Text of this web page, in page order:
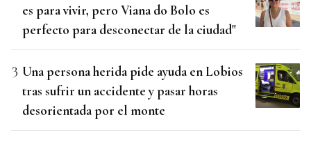
es para vivir, pero Viana do Bolo es
perfecto para desconectar de la ciudad"
Una persona herida pide ayuda en Lobios
tras sufrir un accidente y pasar horas
desorientada por el monte